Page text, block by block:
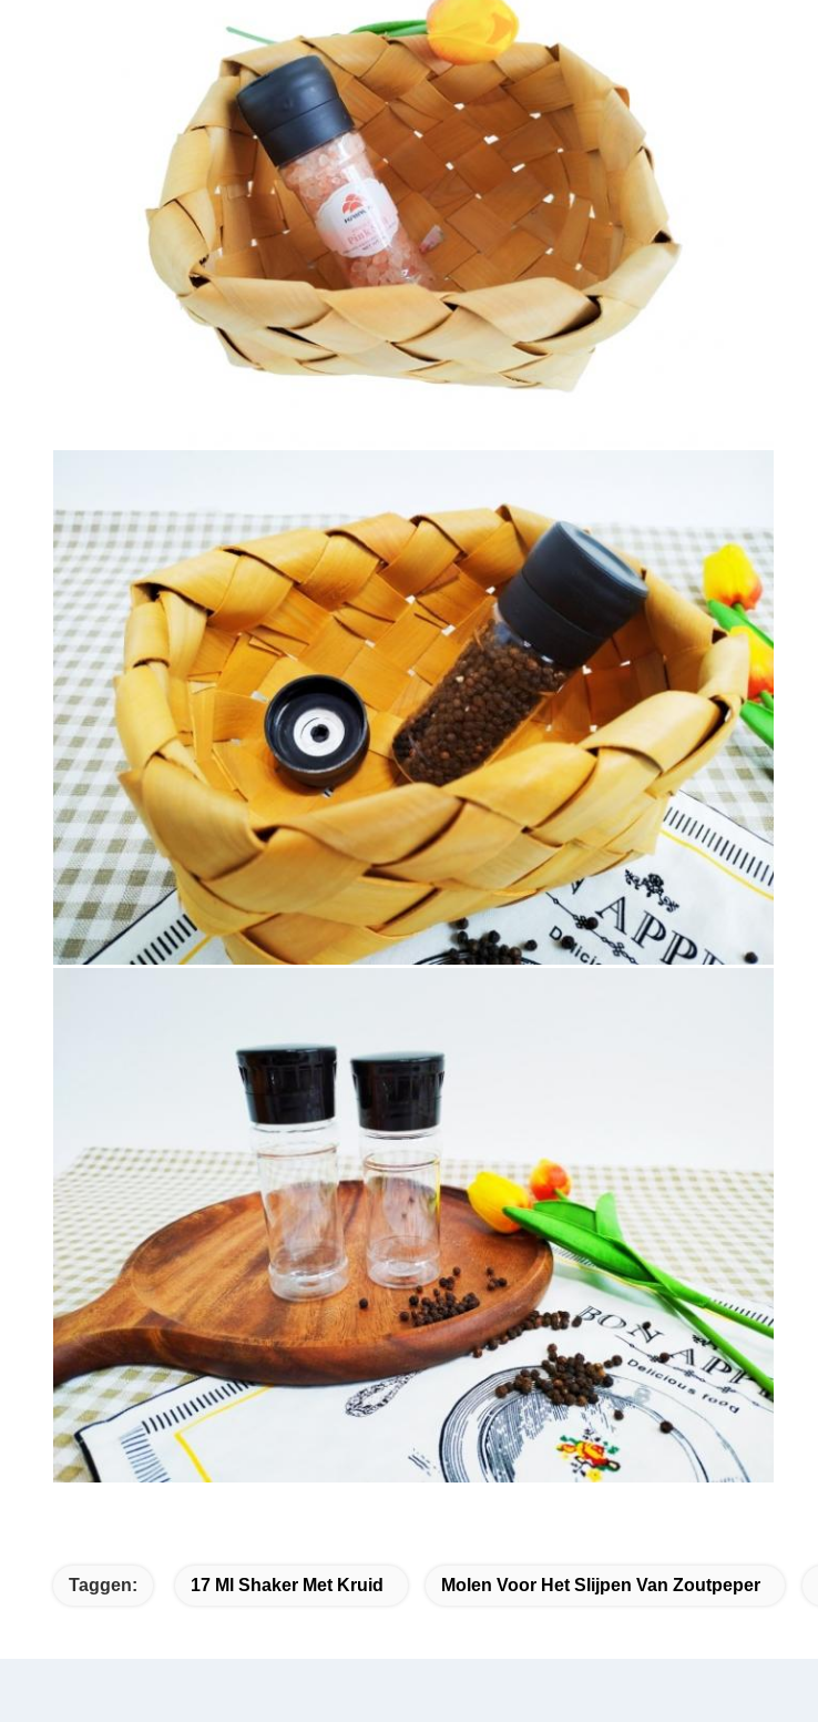
Taggen: 17 Ml Shaker Met Kruid Molen Voor Het Slijpen Van Zoutpeper